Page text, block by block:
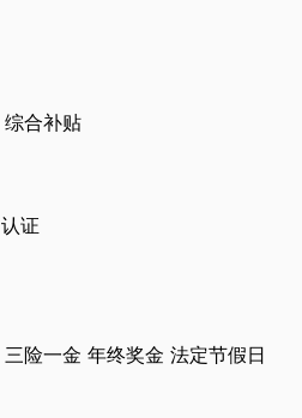
综合补贴
认证
三险一金 年终奖金 法定节假日